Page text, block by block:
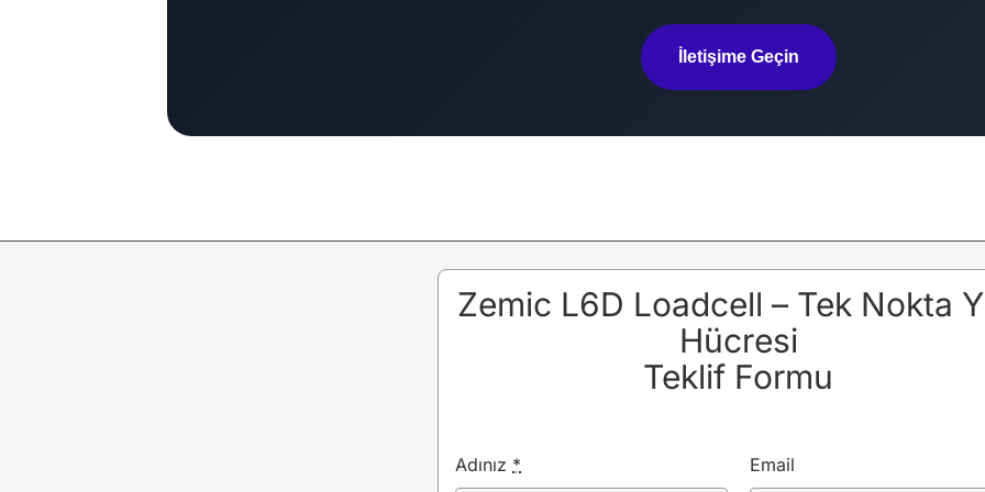
İletişime Geçin
Zemic L6D Loadcell – Tek Nokta
Hücresi
Teklif Formu
Adınız * Email